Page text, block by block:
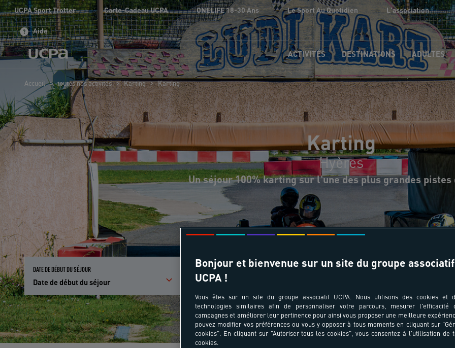
UCPA Sport Trotter Carte-Cadeau UCPA ONELIFE 18-30 Ans Le Sport Au Quotidien L'association
Aide
ACTIVITÉS DESTINATIONS ADULTES
Accueil > toutes nos activités > Karting > Karting
Karting
Hyères
Un séjour 100% karting sur l'une des plus grandes pistes
DATE DE DÉBUT DU SÉJOUR
Date de début du séjour
PARTICIPANTS ET ÂGES
Qui participe au séjour ?
TRANSPORT
Bonjour et bienvenue sur un site du groupe associatif
UCPA !
Vous êtes sur un site du groupe associatif UCPA. Nous utilisons des cookies et
technologies similaires afin de personnaliser votre parcours, mesurer l'efficacité
campagnes et améliorer leur pertinence pour ainsi vous proposer une meilleure
pouvez modifier vos préférences ou vous y opposer à tous moments en cliquant sur
cookies". En cliquant sur "Autoriser tous les cookies", vous consentez à l'utilisation de
cookies.